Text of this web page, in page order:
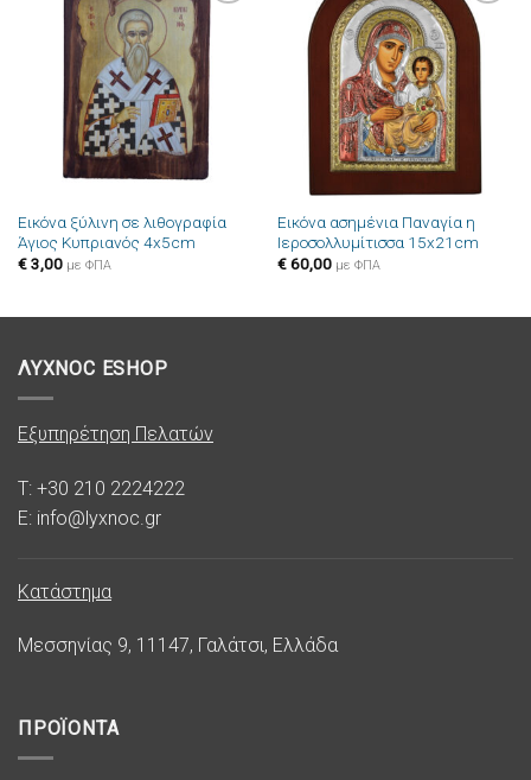
Πρόσθήκη
στην λίστα
επιθυμιών
Εικόνα ξύλινη σε λιθογραφία
Άγιος Κυπριανός 4x5cm
€3,00 με ΦΠΑ
Πρόσθήκη
στην λίστα
επιθυμιών
Εικόνα ασημένια Παναγία η
Ιεροσολλυμίτισσα 15x21cm
€60,00 με ΦΠΑ
ΛΥΧΝΟC ESHOP
Εξυπηρέτηση Πελατών
T: +30 210 2224222
E: info@lyxnoc.gr
Κατάστημα
Μεσσηνίας 9, 11147, Γαλάτσι, Ελλάδα
ΠΡΟΪΟΝΤΑ